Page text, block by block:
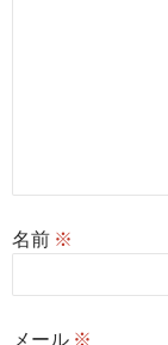
名前 ※
メール ※